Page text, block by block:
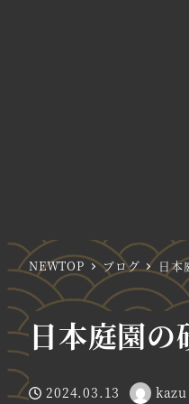
NEWTOP ブログ 日本
日本庭園
2024.03.13 kazu